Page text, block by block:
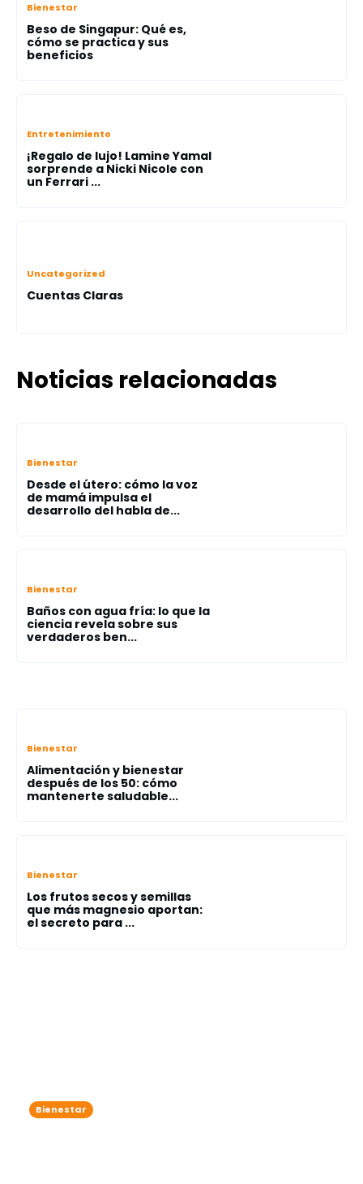
Bienestar
Beso de Singapur: Qué es,
cómo se practica y sus
beneficios
Entretenimiento
¡Regalo de lujo! Lamine Yamal
sorprende a Nicki Nicole con
un Ferrari ...
Uncategorized
Cuentas Claras
Noticias relacionadas
Bienestar
Desde el útero: cómo la voz
de mamá impulsa el
desarrollo del habla de...
Bienestar
Baños con agua fría: lo que la
ciencia revela sobre sus
verdaderos ben...
Bienestar
Alimentación y bienestar
después de los 50: cómo
mantenerte saludable...
Bienestar
Los frutos secos y semillas
que más magnesio aportan:
el secreto para ...
Bienestar